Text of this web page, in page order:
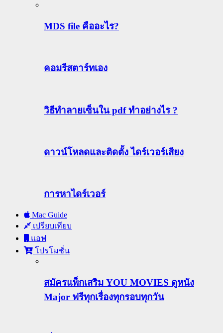
MDS file คืออะไร?
คอมรีสตาร์ทเอง
วิธีทําลายเซ็นใน pdf ทำอย่างไร ?
ดาวน์โหลดและติดตั้ง ไดร์เวอร์เสียง
การหาไดร์เวอร์
Mac Guide
เปรียบเทียบ
แอฟ
โปรโมชั่น
สมัครแพ็กเสริม YOU MOVIES ดูหนัง
Major ฟรีทุกเรื่องทุกรอบทุกวัน